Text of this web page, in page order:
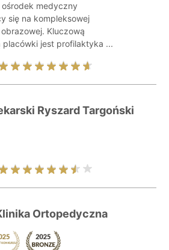
medyczny
się na kompleksowej
Kluczową
placówki jest profilaktyka ...
Ryszard Targoński
Ortopedyczna